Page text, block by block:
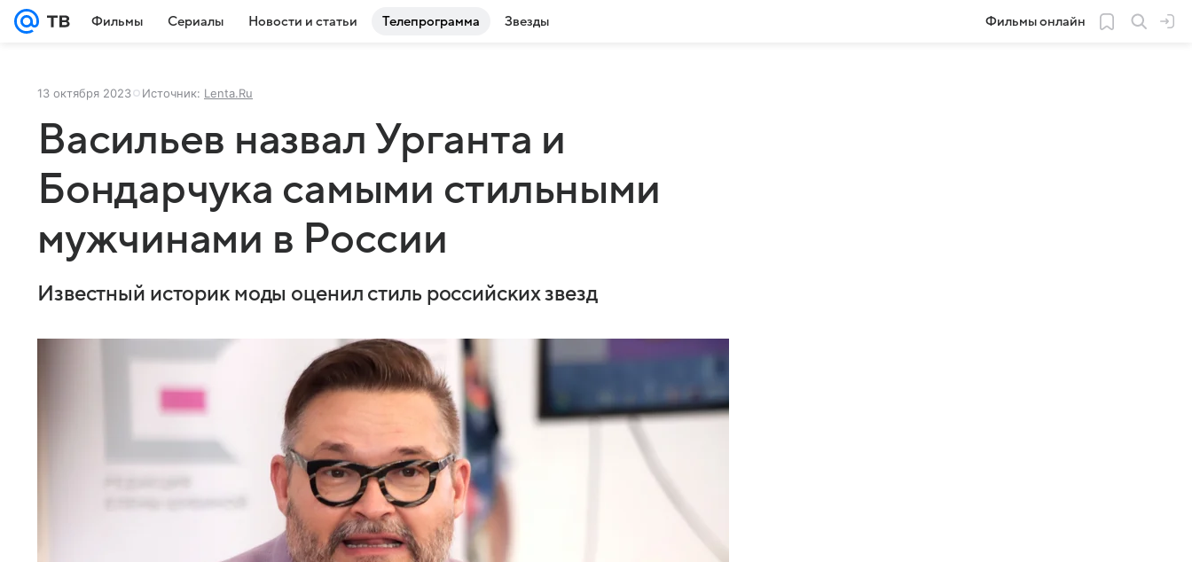
Фильмы Сериалы Новости и статьи Телепрограмма Звезды Фильмы онлайн
13 октября 2023 Источник: Lenta.Ru
Васильев назвал Урганта и
Бондарчука самыми стильными
мужчинами в России
Известный историк моды оценил стиль российских звезд